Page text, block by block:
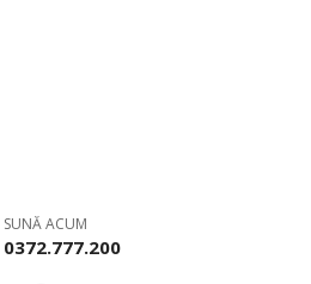
SUNĂ ACUM
0372.777.200